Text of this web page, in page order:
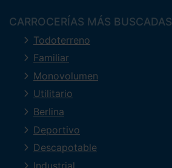
CARROCERÍAS MÁS BUSCADAS
Todoterreno
Familiar
Monovolumen
Utilitario
Berlina
Deportivo
Descapotable
Industrial